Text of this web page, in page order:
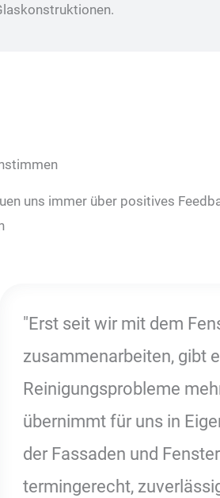
uns immer über positives
"Erst seit wir mit dem
zusammenarbeiten, gibt
Reinigungsprobleme
übernimmt für uns in
der Fassaden und
termingerecht,